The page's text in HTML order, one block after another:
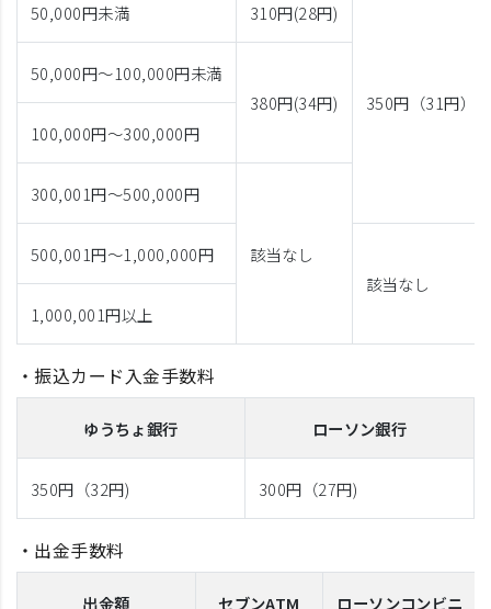
50,000円未満 310円(28円)
350円（31円）
50,000円～100,000円未満
380円(34円)
100,000円～300,000円
300,001円～500,000円
該当なし
500,001円～1,000,000円
該当なし
1,000,001円以上
・振込カード入金手数料
ゆうちょ銀行 ローソン銀行
350円（32円) 300円（27円)
・出金手数料
出金額 セブンATM ローソンコンビニ